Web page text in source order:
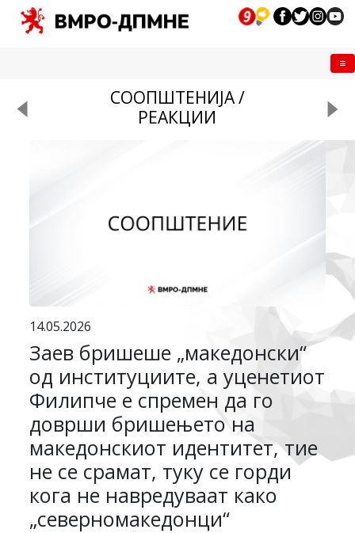
СООПШТЕНИЈА /
РЕАКЦИИ
14.05.2026
Заев бришеше „македонски“
од институциите, а уценетиот
Филипче е спремен да го
доврши бришењето на
македонскиот идентитет, тие
не се срамат, туку се горди
кога не навредуваат како
„северномакедонци“